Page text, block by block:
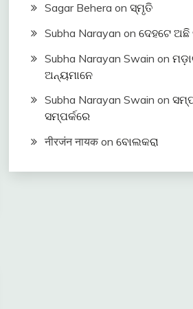
Sagar Behera on ସ୍ମୃତି
Subha Narayan on ଦେହଟେ ଅଛି
Subha Narayan Swain on
ଅନ୍ୟମାନେ
Subha Narayan Swain on
ସମ୍ପର୍କରେ
नीरजंन नायकon ବୋଲକରା